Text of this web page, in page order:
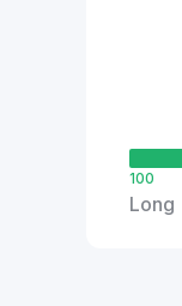
100
Long